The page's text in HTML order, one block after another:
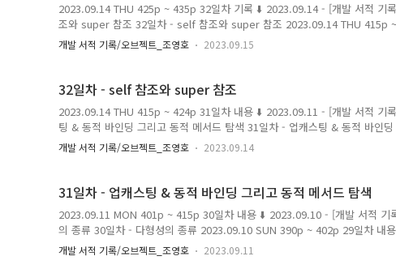
2023.09.14 THU 425p ~ 435p 32일차 기록 ⬇️ 2023.09.14 - [개발 서적 기
조와 super 참조 32일차 - self 참조와 super 참조 2023.09.14 THU 415p
[개발 서적 기록/오브젝트_조영호] - 31일차 - 업캐스팅 & 동적 바인딩 그리
팅 & 동적 바인딩 그리고 동적 메서 magenta-ming.tistory.com 포워딩과
필요는 없고, 단순히 코드를 재사용하고 싶..
개발 서적 기록/오브젝트_조영호 2023.09.15
32일차 - self 참조와 super 참조
2023.09.14 THU 415p ~ 424p 31일차 내용 ⬇️ 2023.09.11 - [개발 서적 기
팅 & 동적 바인딩 그리고 동적 메서드 탐색 31일차 - 업캐스팅 & 동적 바인
2023.09.11 MON 401p ~ 415p 30일차 내용 ⬇️ 2023.09.10 - [개발 서적 기
의 종류 30일차 - 다형성의 종류 2023.09.10 SUN 390p ~ 402p 29일차 내
색을 위한 문맥이 동적으로 바뀔 수 ..
개발 서적 기록/오브젝트_조영호 2023.09.14
31일차 - 업캐스팅 & 동적 바인딩 그리고 동적 메서드 탐색
2023.09.11 MON 401p ~ 415p 30일차 내용 ⬇️ 2023.09.10 - [개발 서적 기
의 종류 30일차 - 다형성의 종류 2023.09.10 SUN 390p ~ 402p 29일차 내
브젝트_조영호] - 29일차 - 믹스인을 통해서 상속 대체하기 29일차 - 믹스인
FRI 376p ~ 392p 28일차 magenta-ming.tistory.com 관점에 따른 상속 상
개발 서적 기록/오브젝트_조영호 2023.09.11